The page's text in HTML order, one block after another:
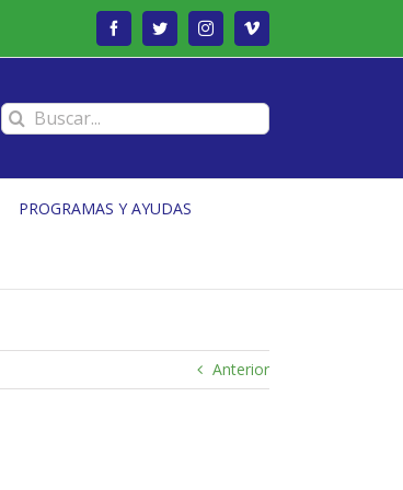
FacebookTwitterInstagramVimeo
Buscar:
PROGRAMAS Y AYUDAS
Anterior